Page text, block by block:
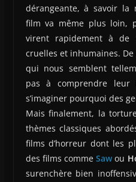
dérangeante, à savoir la
film va même plus loin,
virent rapidement à de
cruelles et inhumaines.
qui nous semblent
pas à comprendre leur
s’imaginer pourquoi des
Mais finalement, la
thèmes classiques
films d’horreur dont les
des films commeSaw ou
surenchère bien